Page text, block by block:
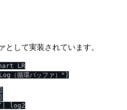
して実装されています。
LR
循環バッファ）"]
| log2